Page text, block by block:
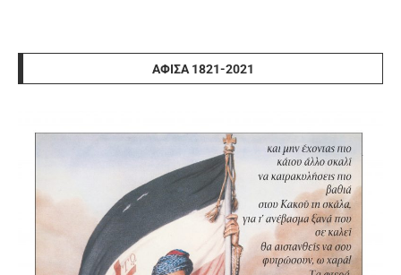
ΑΦΊΣΑ 1821-2021